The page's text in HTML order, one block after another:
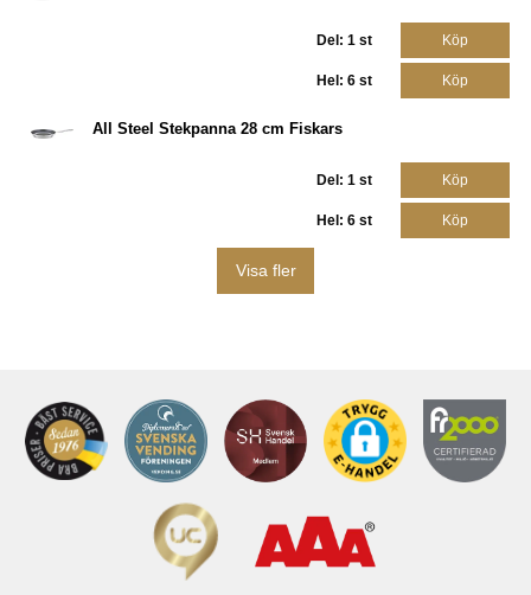
Del: 1 st Köp
Hel: 6 st Köp
All Steel Stekpanna 28 cm Fiskars
Del: 1 st Köp
Hel: 6 st Köp
Visa fler